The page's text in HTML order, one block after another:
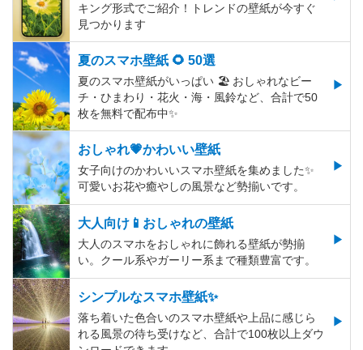
キング形式でご紹介！トレンドの壁紙が今すぐ
見つかります
夏のスマホ壁紙 🌻 50選
夏のスマホ壁紙がいっぱい 🏖 おしゃれなビー
チ・ひまわり・花火・海・風鈴など、合計で50
枚を無料で配布中✨
おしゃれ💗かわいい壁紙
女子向けのかわいいスマホ壁紙を集めました✨
可愛いお花や癒やしの風景など勢揃いです。
大人向け📱おしゃれの壁紙
大人のスマホをおしゃれに飾れる壁紙が勢揃
い。クール系やガーリー系まで種類豊富です。
シンプルなスマホ壁紙✨
落ち着いた色合いのスマホ壁紙や上品に感じら
れる風景の待ち受けなど、合計で100枚以上ダウ